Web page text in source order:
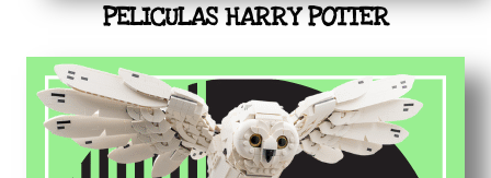
PELICULAS HARRY POTTER